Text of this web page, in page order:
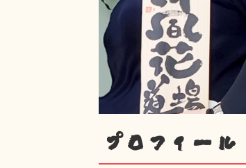
プロフィール